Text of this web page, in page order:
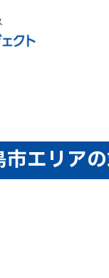
エリア